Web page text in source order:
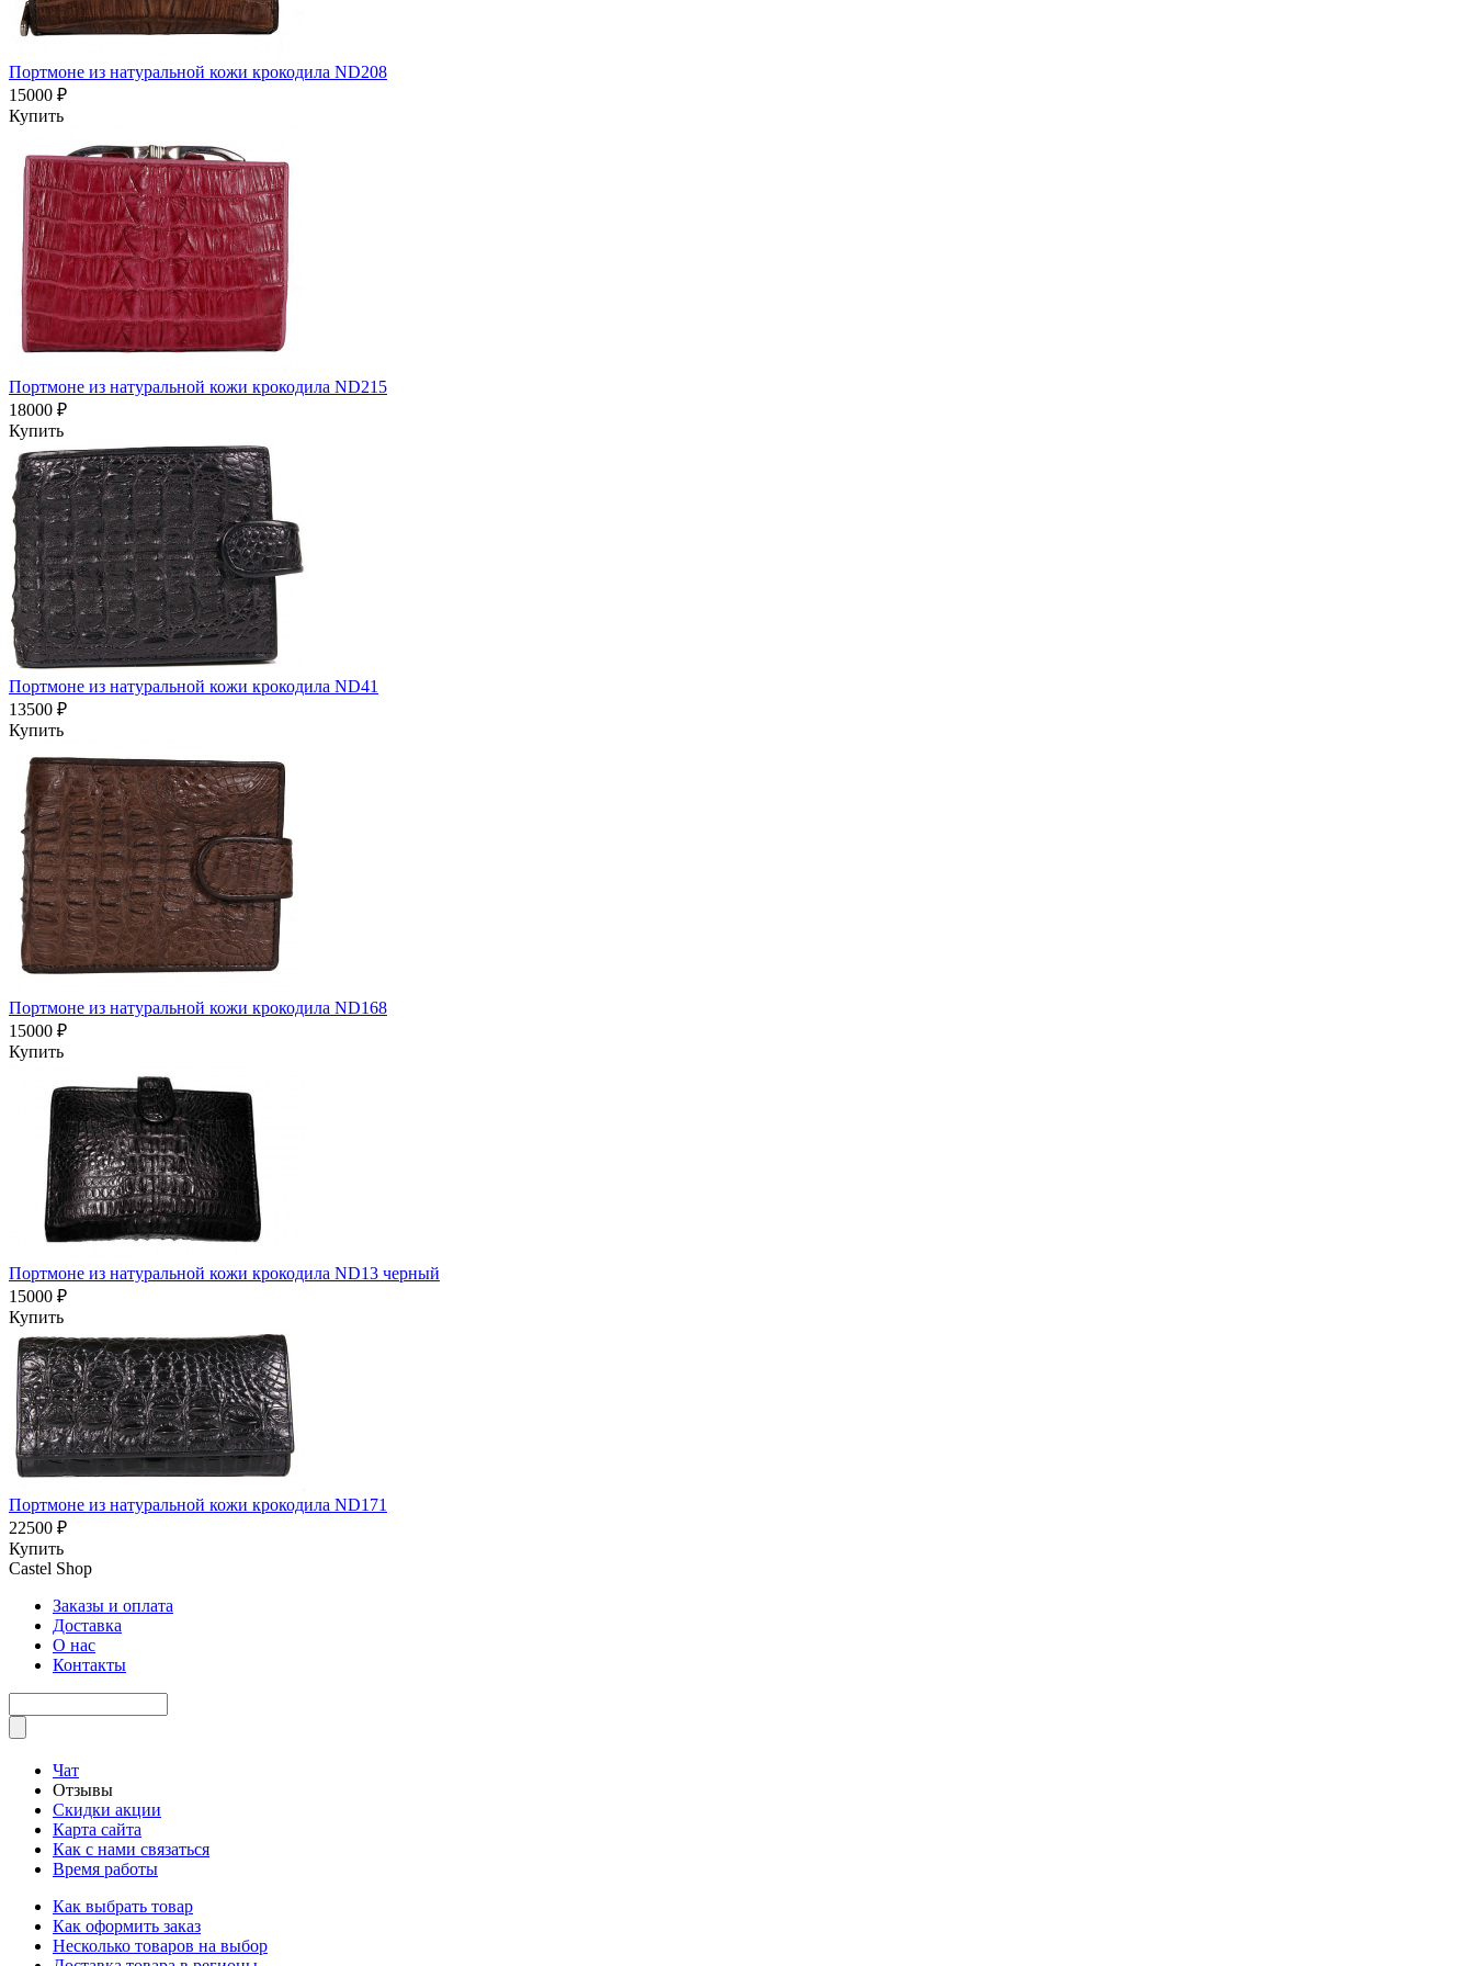
Портмоне из натуральной кожи крокодила ND208
15000 ₽
Купить
Портмоне из натуральной кожи крокодила ND215
18000 ₽
Купить
Портмоне из натуральной кожи крокодила ND41
13500 ₽
Купить
Портмоне из натуральной кожи крокодила ND168
15000 ₽
Купить
Портмоне из натуральной кожи крокодила ND13 черный
15000 ₽
Купить
Портмоне из натуральной кожи крокодила ND171
22500 ₽
Купить
Castel Shop
Заказы и оплата
Доставка
О нас
Контакты
Чат
Отзывы
Скидки акции
Карта сайта
Как с нами связаться
Время работы
Как выбрать товар
Как оформить заказ
Несколько товаров на выбор